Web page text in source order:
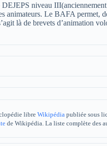
niveau
Le BAFA permet,
là de brevets d’animation
libre Wikipédia publiée sous
de Wikipédia. La liste complète des